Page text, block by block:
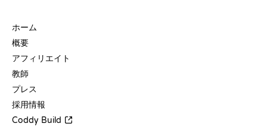
ホーム
概要
アフィリエイト
教師
プレス
採用情報
Coddy Build